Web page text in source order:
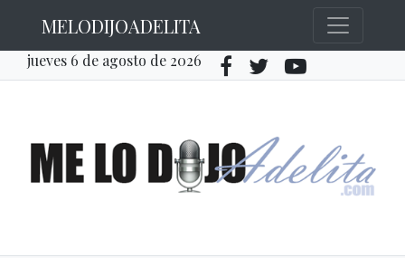
MELODIJOADELITA
jueves 6 de agosto de 2026